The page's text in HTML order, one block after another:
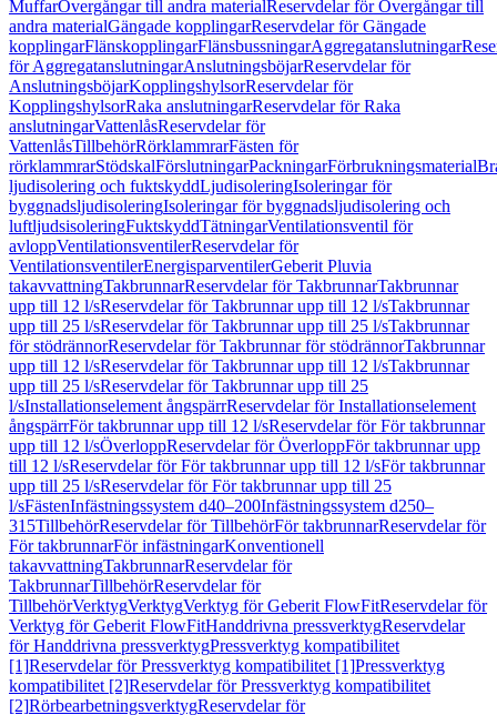
MuffarÖvergångar till andra materialReservdelar för Övergångar till
andra materialGängade kopplingarReservdelar för Gängade
kopplingarFlänskopplingarFlänsbussningarAggregatanslutningar
för AggregatanslutningarAnslutningsböjarReservdelar för
AnslutningsböjarKopplingshylsorReservdelar för
KopplingshylsorRaka anslutningarReservdelar för Raka
anslutningarVattenlåsReservdelar för
VattenlåsTillbehörRörklammrarFästen för
rörklammrarStödskalFörslutningarPackningarFörbrukningsmaterial
ljudisolering och fuktskyddLjudisoleringIsoleringar för
byggnadsljudisoleringIsoleringar för byggnadsljudisolering och
luftljudsisoleringFuktskyddTätningarVentilationsventil för
avloppVentilationsventilerReservdelar för
VentilationsventilerEnergisparventilerGeberit Pluvia
takavvattningTakbrunnarReservdelar för TakbrunnarTakbrunnar
upp till 12 l/sReservdelar för Takbrunnar upp till 12 l/sTakbrunnar
upp till 25 l/sReservdelar för Takbrunnar upp till 25 l/sTakbrunnar
för stödrännorReservdelar för Takbrunnar för stödrännorTakbrunnar
upp till 12 l/sReservdelar för Takbrunnar upp till 12 l/sTakbrunnar
upp till 25 l/sReservdelar för Takbrunnar upp till 25
l/sInstallationselement ångspärrReservdelar för Installationselement
ångspärrFör takbrunnar upp till 12 l/sReservdelar för För takbrunnar
upp till 12 l/sÖverloppReservdelar för ÖverloppFör takbrunnar upp
till 12 l/sReservdelar för För takbrunnar upp till 12 l/sFör takbrunnar
upp till 25 l/sReservdelar för För takbrunnar upp till 25
l/sFästenInfästningssystem d40–200Infästningssystem d250–
315TillbehörReservdelar för TillbehörFör takbrunnarReservdelar för
För takbrunnarFör infästningarKonventionell
takavvattningTakbrunnarReservdelar för
TakbrunnarTillbehörReservdelar för
TillbehörVerktygVerktygVerktyg för Geberit FlowFitReservdelar för
Verktyg för Geberit FlowFitHanddrivna pressverktygReservdelar
för Handdrivna pressverktygPressverktyg kompatibilitet
[1]Reservdelar för Pressverktyg kompatibilitet [1]Pressverktyg
kompatibilitet [2]Reservdelar för Pressverktyg kompatibilitet
[2]RörbearbetningsverktygReservdelar för